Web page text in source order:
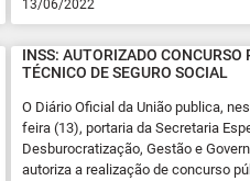
13/06/2022
INSS: AUTORIZADO CONCURSO
TÉCNICO DE SEGURO SOCIAL
O Diário Oficial da União publica,
feira (13), portaria da Secretaria
Desburocratização, Gestão e
autoriza a realização de concurso